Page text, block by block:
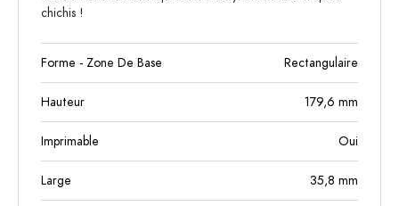
chichis !
Forme - Zone De Base Rectangulaire
Hauteur 179,6 mm
Imprimable Oui
Large 35,8 mm